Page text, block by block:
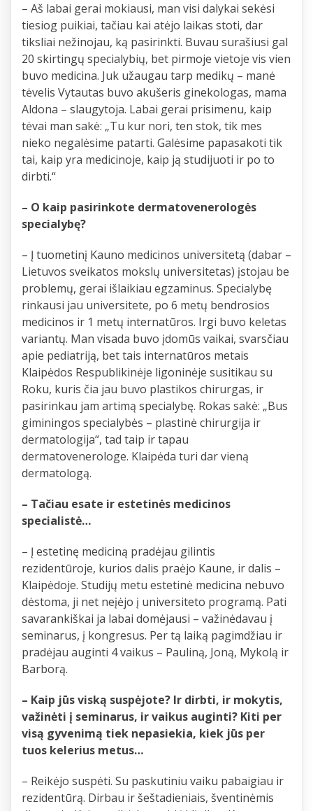
– Aš labai gerai mokiausi, man visi dalykai sekėsi
tiesiog puikiai, tačiau kai atėjo laikas stoti, dar
tiksliai nežinojau, ką pasirinkti. Buvau surašiusi gal
20 skirtingų specialybių, bet pirmoje vietoje vis vien
buvo medicina. Juk užaugau tarp medikų – manė
tėvelis Vytautas buvo akušeris ginekologas, mama
Aldona – slaugytoja. Labai gerai prisimenu, kaip
tėvai man sakė: „Tu kur nori, ten stok, tik mes
nieko negalėsime patarti. Galėsime papasakoti tik
tai, kaip yra medicinoje, kaip ją studijuoti ir po to
dirbti.“
– O kaip pasirinkote dermatovenerologės
specialybę?
– Į tuometinį Kauno medicinos universitetą (dabar –
Lietuvos sveikatos mokslų universitetas) įstojau be
problemų, gerai išlaikiau egzaminus. Specialybę
rinkausi jau universitete, po 6 metų bendrosios
medicinos ir 1 metų internatūros. Irgi buvo keletas
variantų. Man visada buvo įdomūs vaikai, svarsčiau
apie pediatriją, bet tais internatūros metais
Klaipėdos Respublikinėje ligoninėje susitikau su
Roku, kuris čia jau buvo plastikos chirurgas, ir
pasirinkau jam artimą specialybę. Rokas sakė: „Bus
giminingos specialybės – plastinė chirurgija ir
dermatologija“, tad taip ir tapau
dermatovenerologe. Klaipėda turi dar vieną
dermatologą.
– Tačiau esate ir estetinės medicinos
specialistė…
– Į estetinę mediciną pradėjau gilintis
rezidentūroje, kurios dalis praėjo Kaune, ir dalis –
Klaipėdoje. Studijų metu estetinė medicina nebuvo
dėstoma, ji net neįėjo į universiteto programą. Pati
savarankiškai ja labai domėjausi – važinėdavau į
seminarus, į kongresus. Per tą laiką pagimdžiau ir
pradėjau auginti 4 vaikus – Pauliną, Joną, Mykolą ir
Barborą.
– Kaip jūs viską suspėjote? Ir dirbti, ir mokytis,
važinėti į seminarus, ir vaikus auginti? Kiti per
visą gyvenimą tiek nepasiekia, kiek jūs per
tuos kelerius metus…
– Reikėjo suspėti. Su paskutiniu vaiku pabaigiau ir
rezidentūrą. Dirbau ir šeštadieniais, šventinėmis